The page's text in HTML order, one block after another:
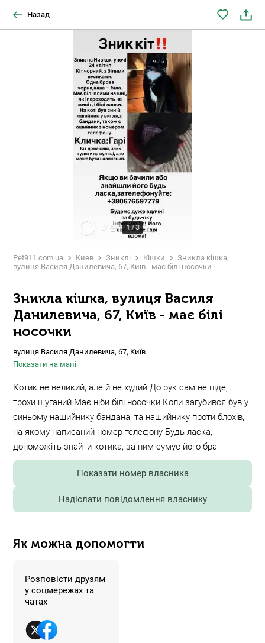
Назад
1/3
Pet911.com.ua Киев Зниклі Кішки
Зникла кішка,
вулиця Василя Данилевича, 67, Київ - має білі носочки
Зникла кішка, вулиця Василя
Данилевича, 67, Київ - має білі
носочки
вулиця Василя Данилевича, 67, Київ
Показати на мапі
Котик не великий, але й не худий До рук сам не піде,
трохи шуганий Має ніби білі носочки Коли загубився був у
синьому нашийнику бандана, та нашийнику проти блохів,
на якому написаний номер телефону Будь ласка,
допоможіть знайти котика, за ним сумує його брат
Показати номер власника
Надіслати повідомлення власнику
Як можна допомогти
Розповісти друзям
у соцмережах та
чатах